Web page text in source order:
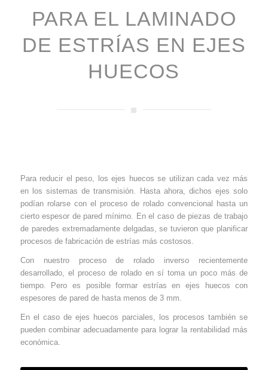
PARA EL LAMINADO
DE ESTRÍAS EN EJES
HUECOS
Para reducir el peso, los ejes huecos se utilizan cada vez más
en los sistemas de transmisión. Hasta ahora, dichos ejes solo
podían rolarse con el proceso de rolado convencional hasta un
cierto espesor de pared mínimo. En el caso de piezas de trabajo
de paredes extremadamente delgadas, se tuvieron que planificar
procesos de fabricación de estrías más costosos.
Con nuestro proceso de rolado inverso recientemente
desarrollado, el proceso de rolado en sí toma un poco más de
tiempo. Pero es posible formar estrías en ejes huecos con
espesores de pared de hasta menos de 3 mm.
En el caso de ejes huecos parciales, los procesos también se
pueden combinar adecuadamente para lograr la rentabilidad más
económica.